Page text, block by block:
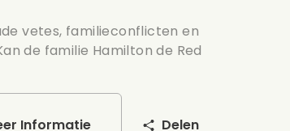
vetes, familieconflicten en
de familie Hamilton de Red
Informatie Delen